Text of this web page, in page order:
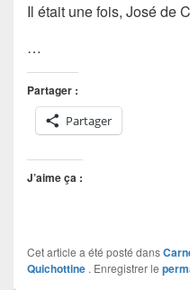
Il était une fois, José de
…
Partager :
Partager
J’aime ça :
Cet article a été posté dans
Quichottine . Enregistrer le